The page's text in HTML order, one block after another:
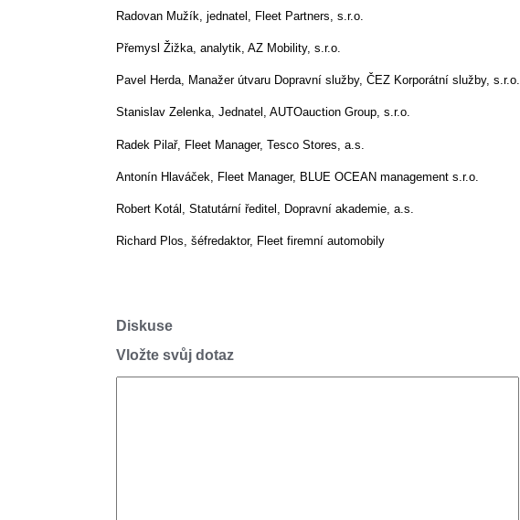
Radovan Mužík, jednatel, Fleet Partners, s.r.o.
Přemysl Žižka, analytik, AZ Mobility, s.r.o.
Pavel Herda, Manažer útvaru Dopravní služby, ČEZ Korporátní služby, s.r.o.
Stanislav Zelenka, Jednatel, AUTOauction Group, s.r.o.
Radek Pilař, Fleet Manager, Tesco Stores, a.s.
Antonín Hlaváček, Fleet Manager, BLUE OCEAN management s.r.o.
Robert Kotál, Statutární ředitel, Dopravní akademie, a.s.
Richard Plos, šéfredaktor, Fleet firemní automobily
Diskuse
Vložte svůj dotaz